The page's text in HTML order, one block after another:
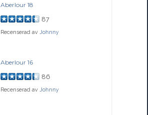
Aberlour 18
87
Recenserad av Johnny
Aberlour 16
86
Recenserad av Johnny